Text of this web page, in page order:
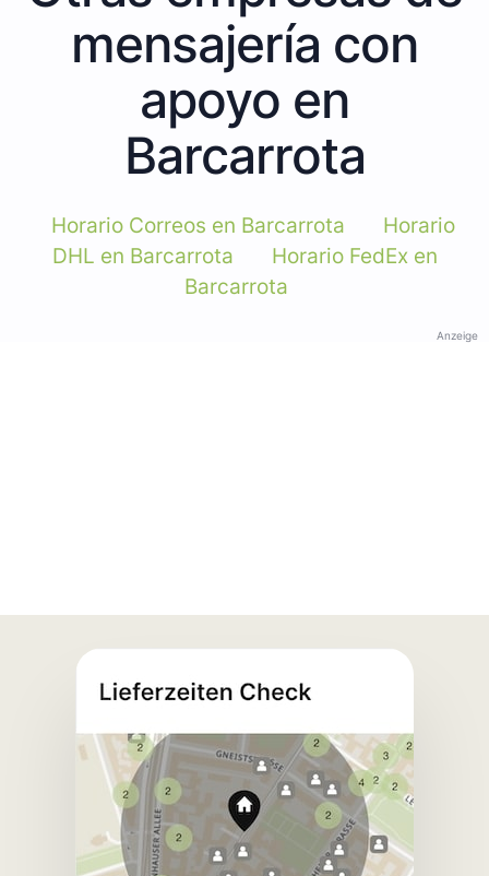
mensajería con
apoyo en
Barcarrota
Horario Correos en Barcarrota
Horario
DHL en Barcarrota
Horario FedEx en
Barcarrota
Anzeige